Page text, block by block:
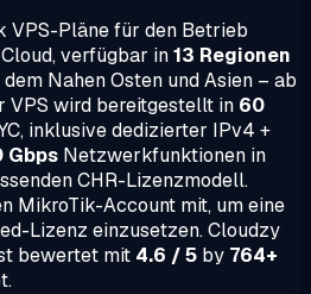
Pläne für den Betrieb
verfügbar in13 Regionen
Nahen Osten und Asien – ab
VPS wird bereitgestellt in 60
inklusive dedizierter IPv4 +
Gbps Netzwerkfunktionen in
CHR-Lizenzmodell.
MikroTik-Account mit, um eine
Lizenz einzusetzen. Cloudzy
bewertet mit 4.6 / 5 by 764+